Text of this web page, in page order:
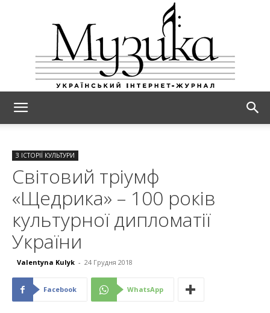
З ІСТОРІЇ КУЛЬТУРИ
Світовий тріумф
«Щедрика» – 100 років
культурної дипломатії
України
Valentyna Kulyk - 24 Грудня 2018
Facebook WhatsApp